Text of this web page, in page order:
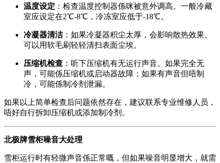
温度设定 ：检查温度控制器係咪被意外调高。一般冷藏
室应设定在2℃-8℃，冷冻室应低于-18℃。
冷凝器清洁：如果冷凝器积尘太厚，会影响散热效果。
可以用软毛刷轻轻清扫表面尘埃。
压缩机检查 ：听下压缩机有无运行声音。如果完全无
声，可能係压缩机或启动器故障；如果有声音但唔制
冷，可能係制冷剂泄漏。
如果以上简单检查后问题依然存在，建议联系专业维修人员，
唔好自行拆卸压缩机或添加制冷剂。
北极牌雪柜噪音大处理
雪柜运行时有轻微声音係正常嘅，但如果噪音明显增大，就需